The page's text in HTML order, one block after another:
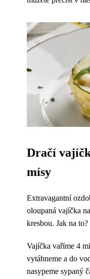
Dračí
mísy
Extravagantní
oloupaná vajíčka
kresbou. Jak na to?
Vajíčka vaříme 4
vytáhneme a do
nasypeme sypaný